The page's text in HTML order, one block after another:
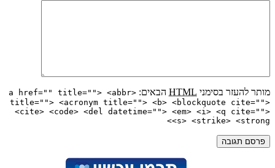
מותר להעזר בסימני HTML הבאים:
<a href="" title=""> <abbr
title=""> <acronym title=""> <b> <blockquote cite="">
<cite> <code> <del datetime=""> <em> <i> <q cite="">
<s> <strike> <strong>